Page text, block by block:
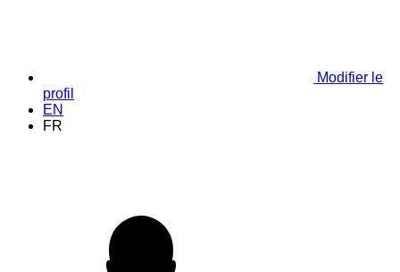
Modifier le
profil
EN
FR